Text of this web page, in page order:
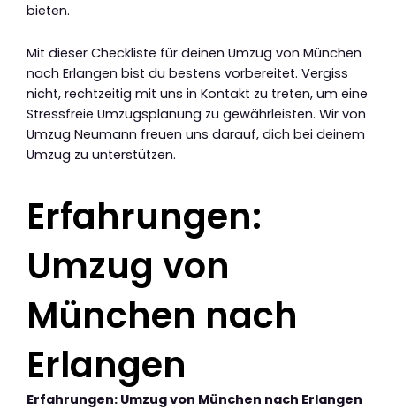
bieten.
Mit dieser Checkliste für deinen Umzug von München
nach Erlangen bist du bestens vorbereitet. Vergiss
nicht, rechtzeitig mit uns in Kontakt zu treten, um eine
Stressfreie Umzugsplanung zu gewährleisten. Wir von
Umzug Neumann freuen uns darauf, dich bei deinem
Umzug zu unterstützen.
Erfahrungen:
Umzug von
München nach
Erlangen
Erfahrungen: Umzug von München nach Erlangen